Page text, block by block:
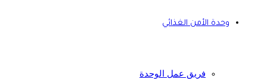
وحدة الأمن الغذائي
فريق عمل الوحدة